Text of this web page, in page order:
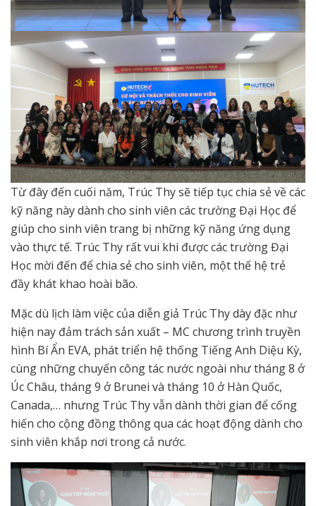
Từ đây đến cuối năm, Trúc Thy sẽ tiếp tục chia sẻ về các
kỹ năng này dành cho sinh viên các trường Đại Học để
giúp cho sinh viên trang bị những kỹ năng ứng dụng
vào thực tế. Trúc Thy rất vui khi được các trường Đại
Học mời đến để chia sẻ cho sinh viên, một thế hệ trẻ
đầy khát khao hoài bão.
Mặc dù lịch làm việc của diễn giả Trúc Thy dày đặc như
hiện nay đảm trách sản xuất – MC chương trình truyền
hình Bí Ẩn EVA, phát triển hệ thống Tiếng Anh Diệu Kỳ,
cùng những chuyến công tác nước ngoài như tháng 8 ở
Úc Châu, tháng 9 ở Brunei và tháng 10 ở Hàn Quốc,
Canada,… nhưng Trúc Thy vẫn dành thời gian để cống
hiến cho cộng đồng thông qua các hoạt động dành cho
sinh viên khắp nơi trong cả nước.